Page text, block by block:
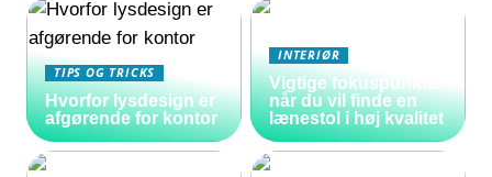
TIPS OG TRICKS
Hvorfor lysdesign er
afgørende for kontor
INTERIØR
Vigtige fokuspunkter
når du vil finde en
lænestol i høj kvalitet